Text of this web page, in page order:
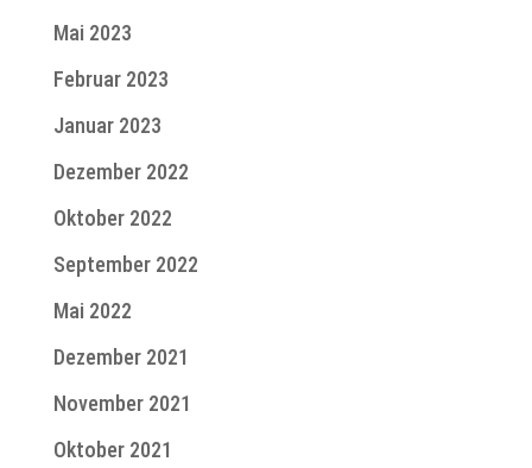
Mai 2023
Februar 2023
Januar 2023
Dezember 2022
Oktober 2022
September 2022
Mai 2022
Dezember 2021
November 2021
Oktober 2021